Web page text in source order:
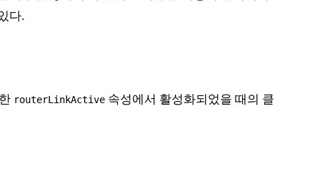
다.
routerLinkActive 속성에서 활성화되었을 때의 클